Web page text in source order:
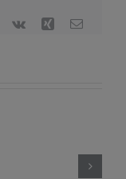
Pinterest
Vk Xing Correo
igualdad